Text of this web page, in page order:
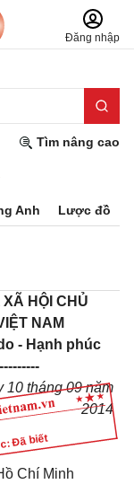
Đăng nhập
Tìm nâng cao
Anh Lược đồ
Đã biết
HỘI CHỦ
NAM
- Hạnh phúc
10 tháng 09 năm
2014
Chí Minh